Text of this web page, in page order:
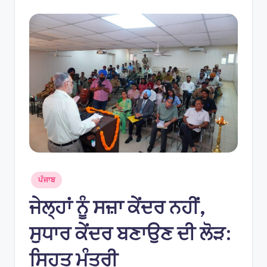
Posted
in
ਪੰਜਾਬ
ਜੇਲ੍ਹਾਂ ਨੂੰ ਸਜ਼ਾ ਕੇਂਦਰ ਨਹੀਂ,
ਸੁਧਾਰ ਕੇਂਦਰ ਬਣਾਉਣ ਦੀ ਲੋੜ:
ਸਿਹਤ ਮੰਤਰੀ